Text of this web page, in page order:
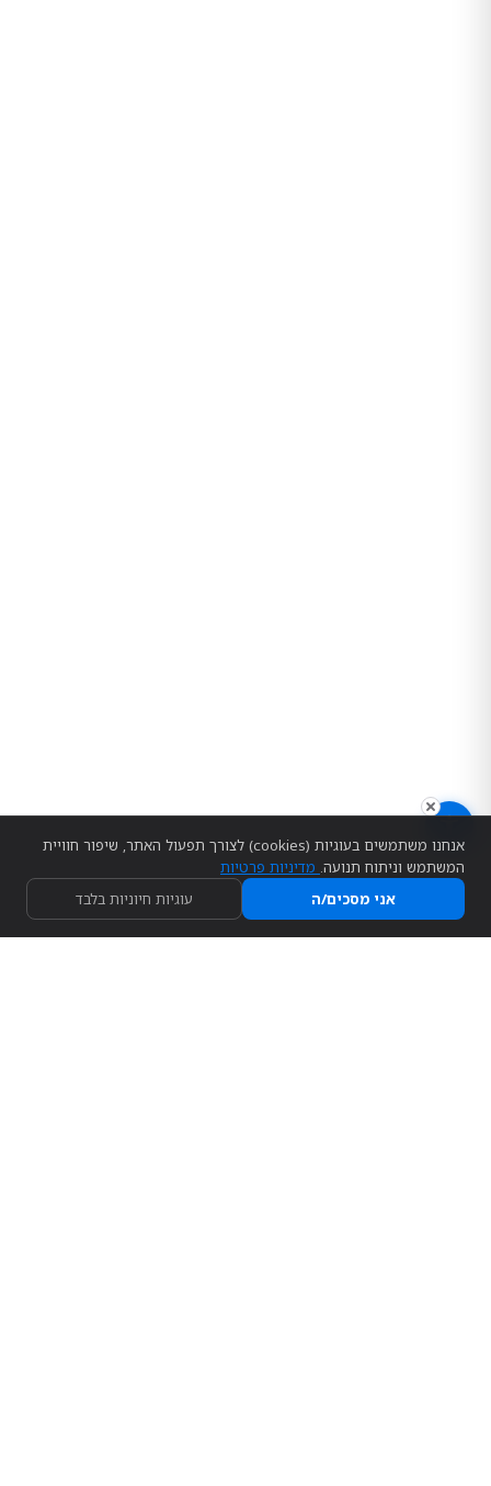
עצור אנימציות
אנחנו משתמשים בעוגיות (cookies) לצורך תפעול האתר, שיפור חוויית
המשתמש וניתוח תנועה. מדיניות פרטיות
אני מסכים/ה
עוגיות חיוניות בלבד